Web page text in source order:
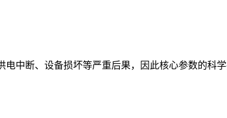
中断、设备损坏等严重后果，因此核心参数的科学